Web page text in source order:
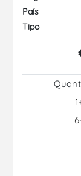
País
Tipo